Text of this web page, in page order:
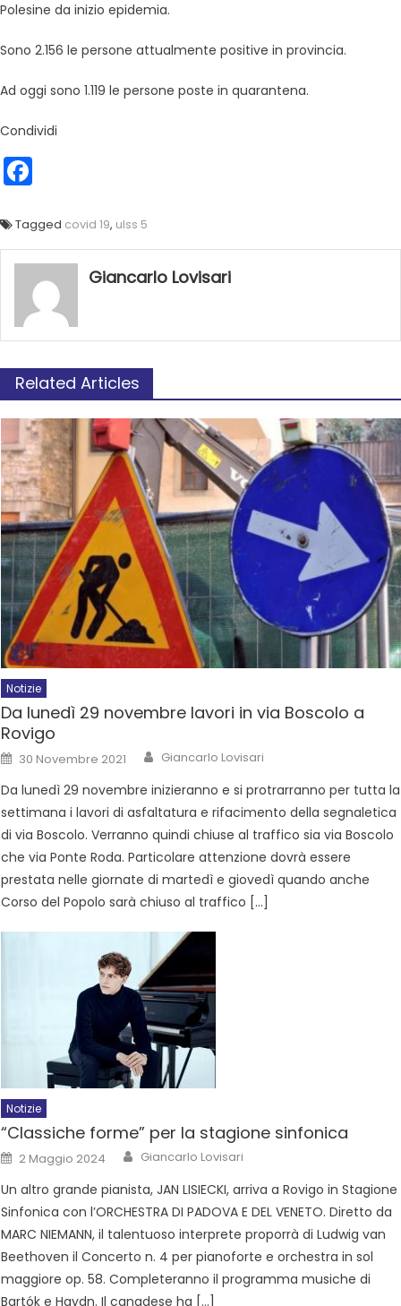
Polesine da inizio epidemia.
Sono 2.156 le persone attualmente positive in provincia.
Ad oggi sono 1.119 le persone poste in quarantena.
Condividi
Tagged covid 19, ulss 5
Giancarlo Lovisari
Related Articles
Notizie
Da lunedì 29 novembre lavori in via Boscolo a
Rovigo
30 Novembre 2021 Giancarlo Lovisari
Da lunedì 29 novembre inizieranno e si protrarranno per tutta la
settimana i lavori di asfaltatura e rifacimento della segnaletica
di via Boscolo. Verranno quindi chiuse al traffico sia via Boscolo
che via Ponte Roda. Particolare attenzione dovrà essere
prestata nelle giornate di martedì e giovedì quando anche
Corso del Popolo sarà chiuso al traffico […]
Notizie
“Classiche forme” per la stagione sinfonica
2 Maggio 2024 Giancarlo Lovisari
Un altro grande pianista, JAN LISIECKI, arriva a Rovigo in Stagione
Sinfonica con l’ORCHESTRA DI PADOVA E DEL VENETO. Diretto da
MARC NIEMANN, il talentuoso interprete proporrà di Ludwig van
Beethoven il Concerto n. 4 per pianoforte e orchestra in sol
maggiore op. 58. Completeranno il programma musiche di
Bartók e Haydn. Il canadese ha […]